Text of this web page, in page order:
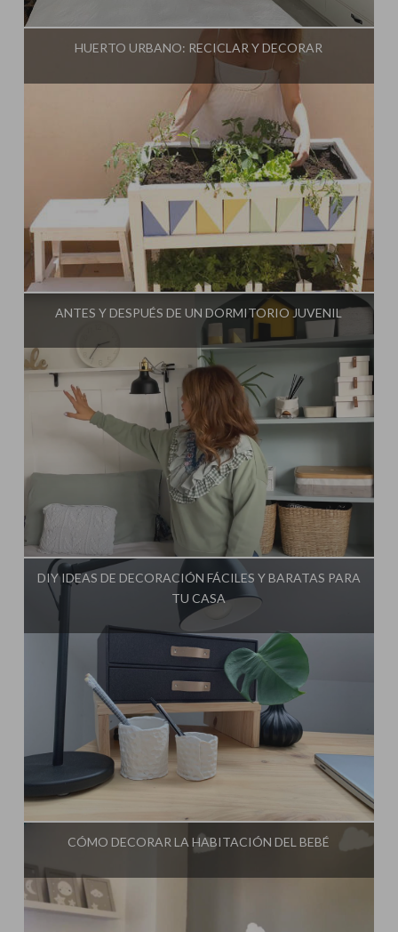
HUERTO URBANO: RECICLAR Y DECORAR
Influencer: Mimo de Mami
ANTES Y DESPUÉS DE UN DORMITORIO JUVENIL
Influencer: Mimo de Mami
DIY IDEAS DE DECORACIÓN FÁCILES Y BARATAS PARA
TU CASA
CÓMO DECORAR LA HABITACIÓN DEL BEBÉ